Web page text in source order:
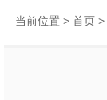
当前位置 > 首页 >